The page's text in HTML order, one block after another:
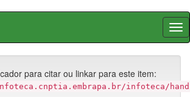
para citar ou linkar para este item:
infoteca/